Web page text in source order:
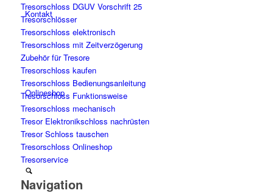
Kontakt
Onlineshop
Tresorschloss DGUV Vorschrift 25
Tresorschlösser
Tresorschloss elektronisch
Tresorschloss mit Zeitverzögerung
Zubehör für Tresore
Tresorschloss kaufen
Tresorschloss Bedienungsanleitung
Tresorschloss Funktionsweise
Tresorschloss mechanisch
Tresor Elektronikschloss nachrüsten
Tresor Schloss tauschen
Tresorschloss Onlineshop
Tresorservice
Navigation